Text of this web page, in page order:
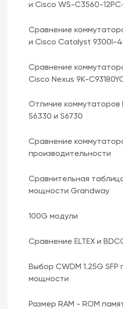
и Cisco WS-C3560-
Сравнение
и Cisco Catalyst 9300l-
Сравнение
Cisco Nexus 9K-
Отличие коммутаторов
S6330 и S6730
Сравнение
производительности
Сравнительная
мощности Grandway
100G модули
Сравнение ELTEX и
Выбор CWDM 1.25G
мощности
Размер RAM - ROM